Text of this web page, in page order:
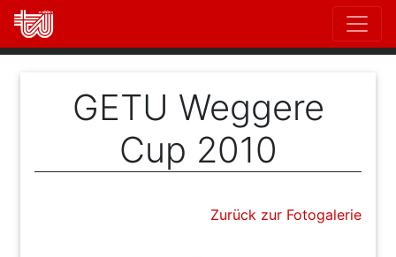
Direkt
zum
Inhalt
GETU Weggere
Cup 2010
Zurück zur Fotogalerie